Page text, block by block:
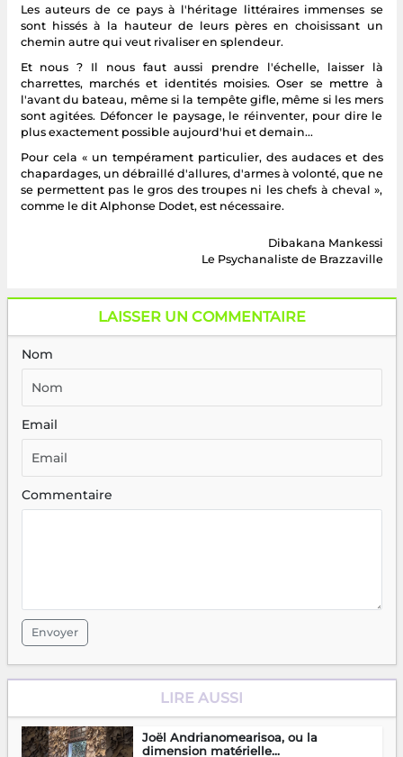
Les auteurs de ce pays à l'héritage littéraires immenses se
sont hissés à la hauteur de leurs pères en choisissant un
chemin autre qui veut rivaliser en splendeur.
Et nous ? Il nous faut aussi prendre l'échelle, laisser là
charrettes, marchés et identités moisies. Oser se mettre à
l'avant du bateau, même si la tempête gifle, même si les mers
sont agitées. Défoncer le paysage, le réinventer, pour dire le
plus exactement possible aujourd'hui et demain...
Pour cela « un tempérament particulier, des audaces et des
chapardages, un débraillé d'allures, d'armes à volonté, que ne
se permettent pas le gros des troupes ni les chefs à cheval »,
comme le dit Alphonse Dodet, est nécessaire.
Dibakana Mankessi
Le Psychanaliste de Brazzaville
LAISSER UN COMMENTAIRE
Nom
Email
Commentaire
Envoyer
LIRE AUSSI
Joël Andrianomearisoa, ou la
dimension matérielle...